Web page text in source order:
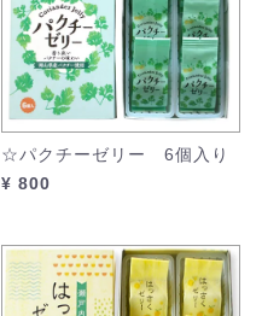
☆パクチーゼリー 6個入り
¥ 800